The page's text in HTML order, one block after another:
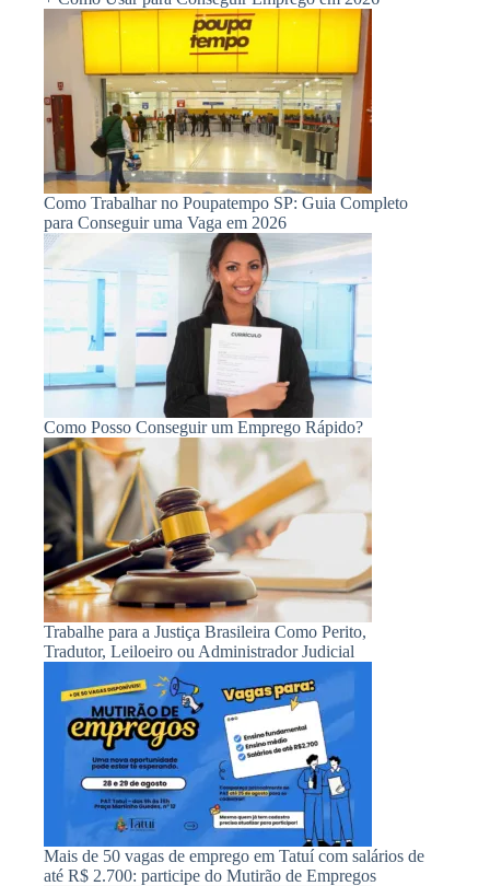
Como Trabalhar no Poupatempo SP: Guia Completo
para Conseguir uma Vaga em 2026
Como Posso Conseguir um Emprego Rápido?
Trabalhe para a Justiça Brasileira Como Perito,
Tradutor, Leiloeiro ou Administrador Judicial
Mais de 50 vagas de emprego em Tatuí com salários de
até R$ 2.700: participe do Mutirão de Empregos